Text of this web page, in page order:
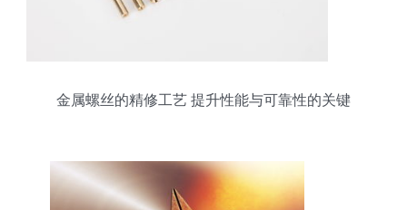
金属螺丝的精修工艺 提升性能与可靠性的关键